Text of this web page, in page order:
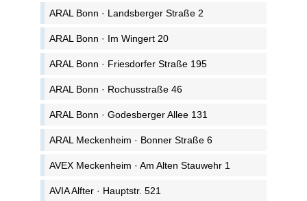
ARAL Bonn · Landsberger Straße 2
ARAL Bonn · Im Wingert 20
ARAL Bonn · Friesdorfer Straße 195
ARAL Bonn · Rochusstraße 46
ARAL Bonn · Godesberger Allee 131
ARAL Meckenheim · Bonner Straße 6
AVEX Meckenheim · Am Alten Stauwehr 1
AVIA Alfter · Hauptstr. 521